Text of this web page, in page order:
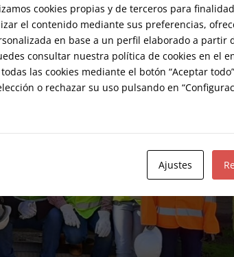
cookies propias y de terceros para
el contenido mediante sus preferencias,
en base a un perfil elaborado a partir
consultar nuestra política de cookies en el
las cookies mediante el botón “Aceptar
o rechazar su uso pulsando en
Ajustes